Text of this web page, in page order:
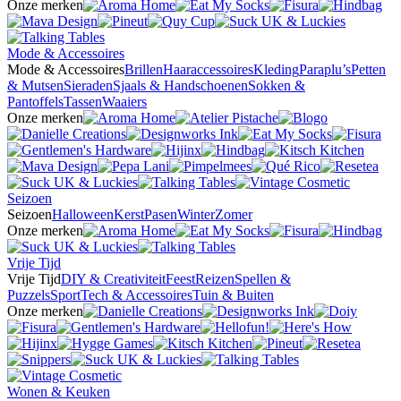
Onze merken
Mode & Accessoires
Mode & AccessoiresBrillenHaaraccessoiresKledingParaplu’sPetten
& MutsenSieradenSjaals & HandschoenenSokken &
PantoffelsTassenWaaiers
Onze merken
Seizoen
SeizoenHalloweenKerstPasenWinterZomer
Onze merken
Vrije Tijd
Vrije TijdDIY & CreativiteitFeestReizenSpellen &
PuzzelsSportTech & AccessoiresTuin & Buiten
Onze merken
Wonen & Keuken